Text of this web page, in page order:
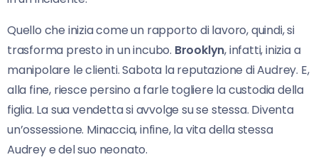
Quello che inizia come un rapporto di lavoro, quindi, si
trasforma presto in un incubo. Brooklyn, infatti, inizia a
manipolare le clienti. Sabota la reputazione di Audrey. E,
alla fine, riesce persino a farle togliere la custodia della
figlia. La sua vendetta si avvolge su se stessa. Diventa
un’ossessione. Minaccia, infine, la vita della stessa
Audrey e del suo neonato.